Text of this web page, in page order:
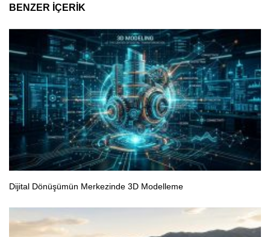
BENZER IÇERIK
Dijital Dönüşümün Merkezinde 3D Modelleme